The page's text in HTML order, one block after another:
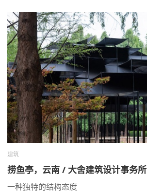
建筑
捞鱼亭，云南 / 大舍建筑设计事务所
一种独特的结构态度